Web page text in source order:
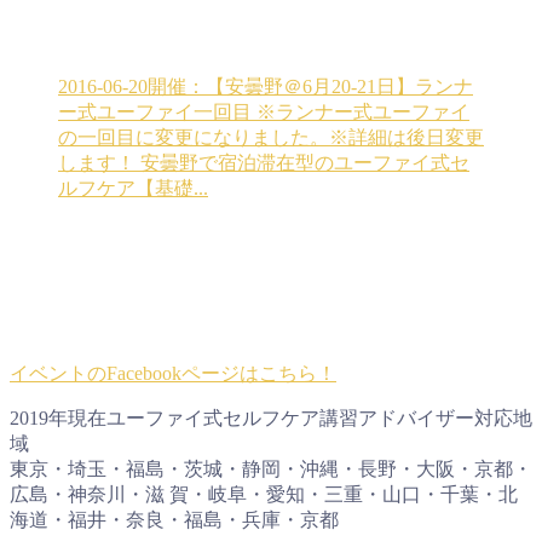
2016-06-20開催：【安曇野＠6月20-21日】ランナ
ー式ユーファイ一回目 ※ランナー式ユーファイ
の一回目に変更になりました。※詳細は後日変更
します！ 安曇野で宿泊滞在型のユーファイ式セ
ルフケア【基礎...
イベントのFacebookページはこちら！
2019年現在ユーファイ式セルフケア講習アドバイザー対応地
域
東京・埼玉・福島・茨城・静岡・沖縄・長野・大阪・京都・
広島・神奈川・滋 賀・岐阜・愛知・三重・山口・千葉・北
海道・福井・奈良・福島・兵庫・京都